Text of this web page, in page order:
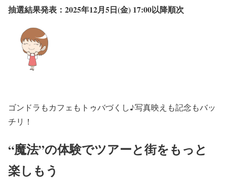
抽選結果発表：2025年12月5日(金) 17:00以降順次
ゴンドラもカフェもトゥバづくし♪写真映えも記念もバッ
チリ！
“魔法”の体験でツアーと街をもっと
楽しもう